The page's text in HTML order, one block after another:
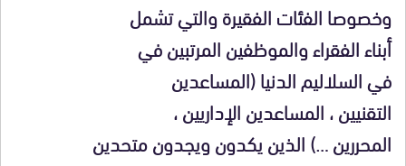
وخصوصا الفئات الفقيرة والتي تشمل
أبناء الفقراء والموظفين المرتبين في
في السلاليم الدنيا (المساعدين
التقنيين ، المساعدين الإداريين ،
المحررين …) الذين يكدون ويجدون متحدين